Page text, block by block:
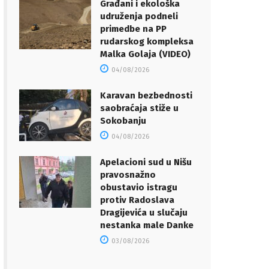
Građani i ekološka
udruženja podneli
primedbe na PP
rudarskog kompleksa
Malka Golaja (VIDEO)
04/08/2026
Karavan bezbednosti
saobraćaja stiže u
Sokobanju
04/08/2026
Apelacioni sud u Nišu
pravosnažno
obustavio istragu
protiv Radoslava
Dragijevića u slučaju
nestanka male Danke
03/08/2026